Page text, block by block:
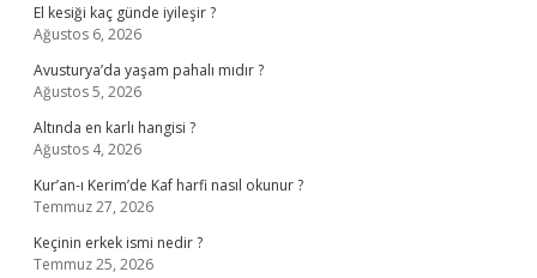
El kesiği kaç günde iyileşir ?
Ağustos 6, 2026
Avusturya’da yaşam pahalı mıdır ?
Ağustos 5, 2026
Altında en karlı hangisi ?
Ağustos 4, 2026
Kur’an-ı Kerim’de Kaf harfi nasıl okunur ?
Temmuz 27, 2026
Keçinin erkek ismi nedir ?
Temmuz 25, 2026